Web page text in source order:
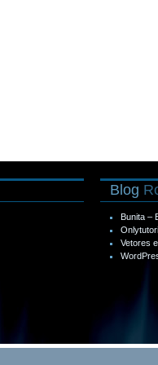
Blog
Bunita –
Vetores